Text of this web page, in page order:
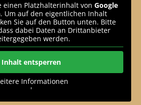
einen Platzhalterinhalt von Google
. Um auf den eigentlichen Inhalt
Sie auf den Button unten. Bitte
dabei Daten an Drittanbieter
werden.
Inhalt entsperren
Informationen
'